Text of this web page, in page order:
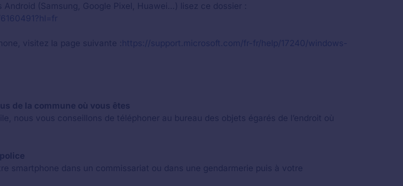
Android (Samsung, Google Pixel, Huawei…) lisez ce dossier :
visitez la page suivante : https://support.microsoft.com/fr-fr/help/17240/windows-
de la commune où vous êtes
nous vous conseillons de téléphoner au bureau des objets égarés de l’endroit où
smartphone dans un commissariat ou dans une gendarmerie puis à votre